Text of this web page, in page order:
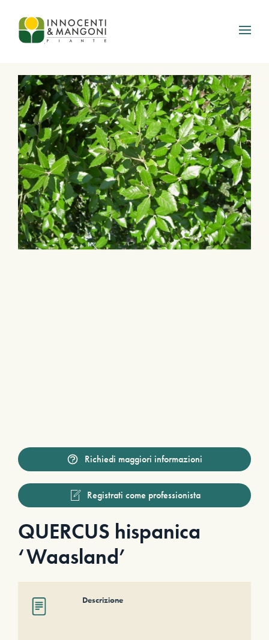
Skip to main content
Richiedi maggiori informazioni
Registrati come professionista
QUERCUS hispanica
‘Waasland’
Descrizione